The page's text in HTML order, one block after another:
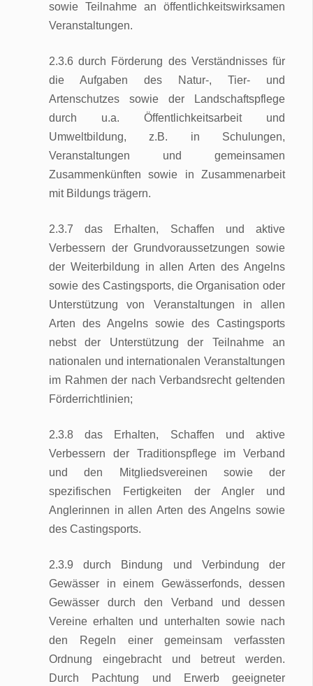
sowie Teilnahme an öffentlichkeitswirksamen
Veranstaltungen.
2.3.6 durch Förderung des Verständnisses für
die Aufgaben des Natur-, Tier- und
Artenschutzes sowie der Landschaftspflege
durch u.a. Öffentlichkeitsarbeit und
Umweltbildung, z.B. in Schulungen,
Veranstaltungen und gemeinsamen
Zusammenkünften sowie in Zusammenarbeit
mit Bildungs trägern.
2.3.7 das Erhalten, Schaffen und aktive
Verbessern der Grundvoraussetzungen sowie
der Weiterbildung in allen Arten des Angelns
sowie des Castingsports, die Organisation oder
Unterstützung von Veranstaltungen in allen
Arten des Angelns sowie des Castingsports
nebst der Unterstützung der Teilnahme an
nationalen und internationalen Veranstaltungen
im Rahmen der nach Verbandsrecht geltenden
Förderrichtlinien;
2.3.8 das Erhalten, Schaffen und aktive
Verbessern der Traditionspflege im Verband
und den Mitgliedsvereinen sowie der
spezifischen Fertigkeiten der Angler und
Anglerinnen in allen Arten des Angelns sowie
des Castingsports.
2.3.9 durch Bindung und Verbindung der
Gewässer in einem Gewässerfonds, dessen
Gewässer durch den Verband und dessen
Vereine erhalten und unterhalten sowie nach
den Regeln einer gemeinsam verfassten
Ordnung eingebracht und betreut werden.
Durch Pachtung und Erwerb geeigneter